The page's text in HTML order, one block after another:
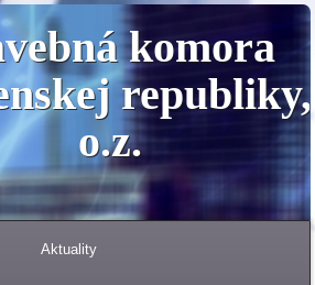
komora
republiky,
o.z.
Aktuality